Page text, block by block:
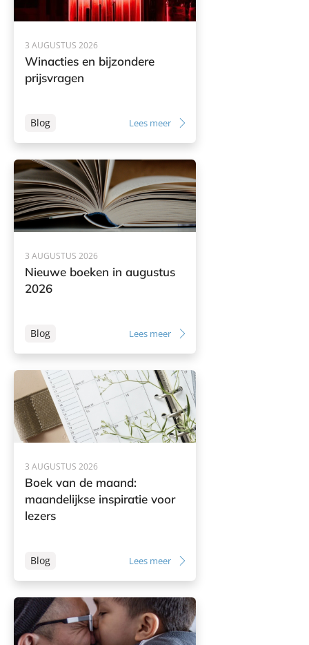
3 AUGUSTUS 2026
Winacties en bijzondere
prijsvragen
Blog Lees meer
3 AUGUSTUS 2026
Nieuwe boeken in augustus
2026
Blog Lees meer
3 AUGUSTUS 2026
Boek van de maand:
maandelijkse inspiratie voor
lezers
Blog Lees meer